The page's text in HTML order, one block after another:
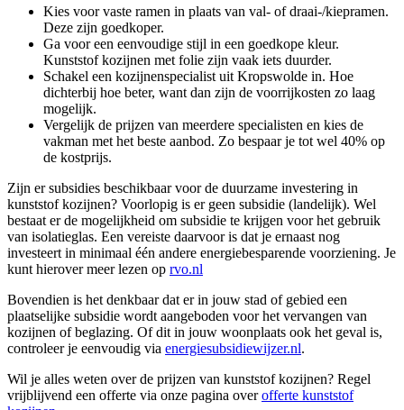
Kies voor vaste ramen in plaats van val- of draai-/kiepramen.
Deze zijn goedkoper.
Ga voor een eenvoudige stijl in een goedkope kleur.
Kunststof kozijnen met folie zijn vaak iets duurder.
Schakel een kozijnenspecialist uit Kropswolde in. Hoe
dichterbij hoe beter, want dan zijn de voorrijkosten zo laag
mogelijk.
Vergelijk de prijzen van meerdere specialisten en kies de
vakman met het beste aanbod. Zo bespaar je tot wel 40% op
de kostprijs.
Zijn er subsidies beschikbaar voor de duurzame investering in
kunststof kozijnen? Voorlopig is er geen subsidie (landelijk). Wel
bestaat er de mogelijkheid om subsidie te krijgen voor het gebruik
van isolatieglas. Een vereiste daarvoor is dat je ernaast nog
investeert in minimaal één andere energiebesparende voorziening. Je
kunt hierover meer lezen op rvo.nl
Bovendien is het denkbaar dat er in jouw stad of gebied een
plaatselijke subsidie wordt aangeboden voor het vervangen van
kozijnen of beglazing. Of dit in jouw woonplaats ook het geval is,
controleer je eenvoudig via energiesubsidiewijzer.nl.
Wil je alles weten over de prijzen van kunststof kozijnen? Regel
vrijblijvend een offerte via onze pagina overofferte kunststof